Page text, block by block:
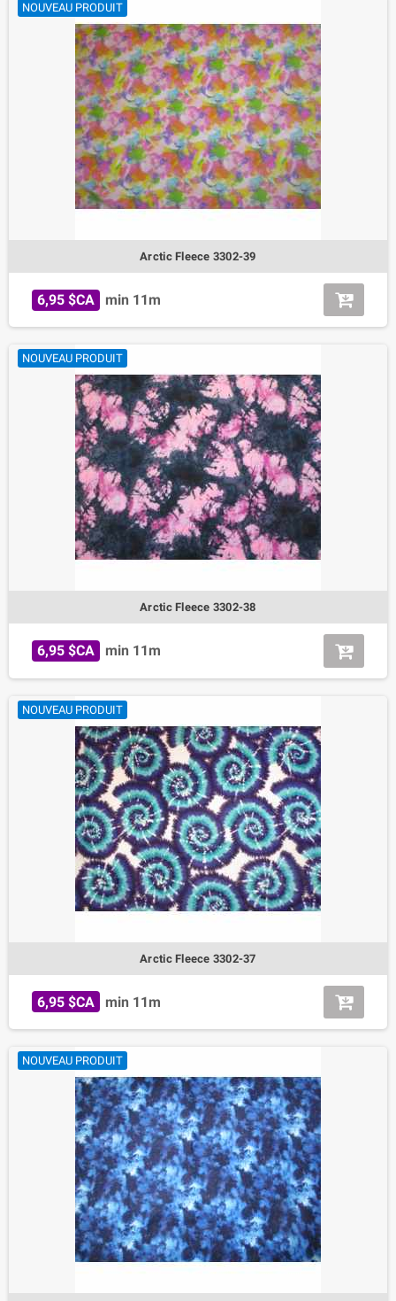
NOUVEAU PRODUIT
Arctic Fleece 3302-39
6,95 $CA min 11m
NOUVEAU PRODUIT
Arctic Fleece 3302-38
6,95 $CA min 11m
NOUVEAU PRODUIT
Arctic Fleece 3302-37
6,95 $CA min 11m
NOUVEAU PRODUIT